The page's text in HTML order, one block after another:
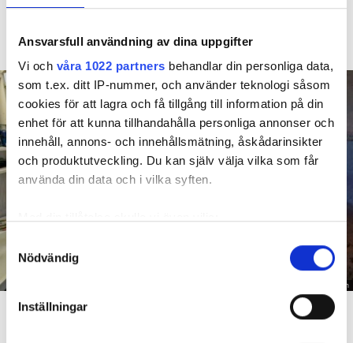
Ansvarsfull användning av dina uppgifter
Vi och våra 1022 partners behandlar din personliga data,
som t.ex. ditt IP-nummer, och använder teknologi såsom
cookies för att lagra och få tillgång till information på din
enhet för att kunna tillhandahålla personliga annonser och
innehåll, annons- och innehållsmätning, åskådarinsikter
och produktutveckling. Du kan själv välja vilka som får
använda din data och i vilka syften.
som kan ha en noggrannhet på upp till flera meter
Ta reda på mer om hur dina personliga uppgifter
Nödvändig
Inställningar
duschen som medförde en omfattande vattenskada. Nu
längre tid på sig att flytta efter att domen överklagats.
Foto: Hyresnämnden
En inspektion visade att vatten under en längre tid läckt in genom sprickor i väggen (de
röda markeringarna) och orsakat rötskador i syllen.